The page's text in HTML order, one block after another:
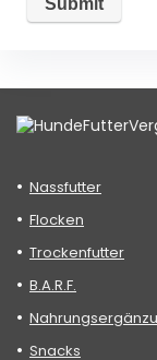
Nassfutter
Flocken
Trockenfutter
B.A.R.F.
Snacks